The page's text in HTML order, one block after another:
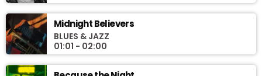
Midnight Believers
BLUES & JAZZ
01:01 - 02:00